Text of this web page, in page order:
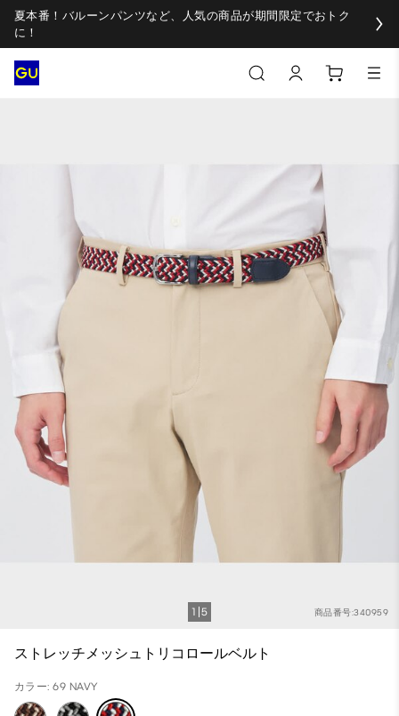
夏本番！バルーンパンツなど、人気の商品が期間限定でおトク
に！
商品番号:340959
1 5
ストレッチメッシュトリコロールベルト
カラー: 69 NAVY